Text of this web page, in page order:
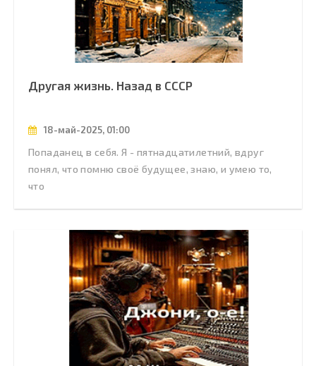
Другая жизнь. Назад в СССР
18-май-2025, 01:00
Попаданец в себя. Я - пятнадцатилетний, вдруг
понял, что помню своё будущее, знаю, и умею то,
что